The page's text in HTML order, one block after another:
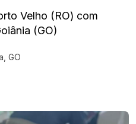
Velho (RO) com
(GO)
GO